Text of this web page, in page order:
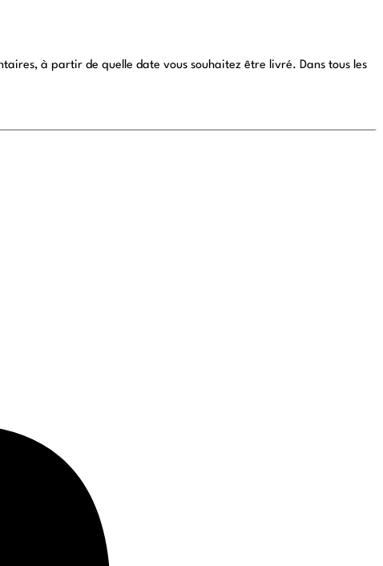
à partir de quelle date vous souhaitez être livré. Dans tous les